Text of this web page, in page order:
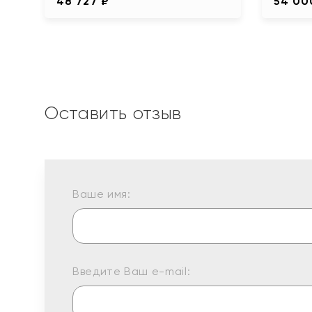
Оставить отзыв
Ваше имя:
Введите Ваш e-mail: